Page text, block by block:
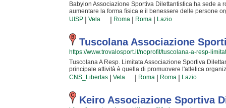
Babylon Associazione Sportiva Dilettantistica ha sede a
aumentare la forma fisica e il benessere delle persone
lezioni servono a sviluppare le capacità motorie e
sicurezza individuale operando anche sulla propria
costantemente partecipando alle lezioni {text_aff3} per
risultato e il divertimento che si creano facendo
partiti, non potrete più farne a meno! Cosa aspetti
è una grande famiglia in cui potrai trovare un ambiente
informazioni sui loro corsi puoi venire in sede o
pagina.
UISP | Vela | Roma | Roma | Lazio
Tuscolana Associazione
https://www.trovalosport.it/noprofit/tuscolana-a-resp-
Tuscolana A Resp. Limitata Associazione Sportiva
principale attività è quella di promuovere l'atletica
è incentrata sia sul miglioramento delle capacità
personali che si acquisiscono quotidianamente
preparati della zona e sono in grado di trasmettere quei
Dilettantistica crede fin dalla sua fondazione. La
propri limiti personali rendono l'atletica uno sport unico
CNS_Libertas | Vela | Roma | Roma | Lazio
Keiro Associazione Sportiva